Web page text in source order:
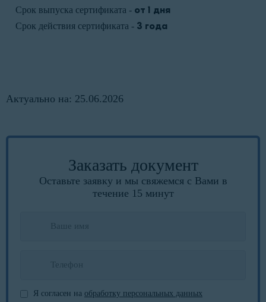
Срок выпуска сертификата - от 1 дня
Срок действия сертификата - 3 года
Актуально на: 25.06.2026
Заказать документ
Оставьте заявку и мы свяжемся с Вами в
течение 15 минут
Я согласен на обработку персональных данных